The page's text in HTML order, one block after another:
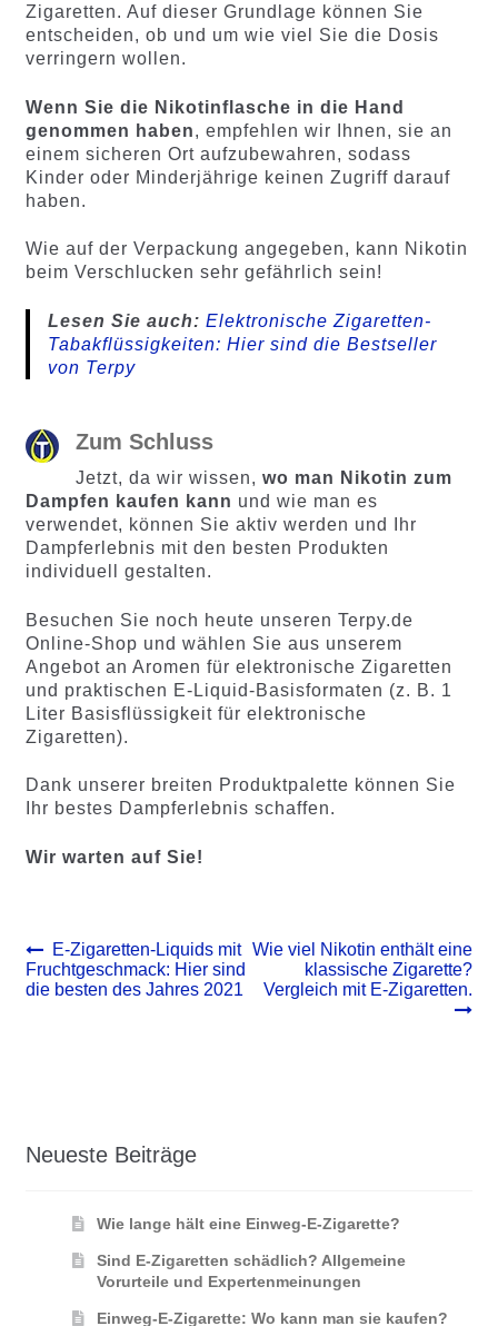
Zigaretten. Auf dieser Grundlage können Sie
entscheiden, ob und um wie viel Sie die Dosis
verringern wollen.
Wenn Sie die Nikotinflasche in die Hand
genommen haben, empfehlen wir Ihnen, sie an
einem sicheren Ort aufzubewahren, sodass
Kinder oder Minderjährige keinen Zugriff darauf
haben.
Wie auf der Verpackung angegeben, kann Nikotin
beim Verschlucken sehr gefährlich sein!
Lesen Sie auch: Elektronische Zigaretten-
Tabakflüssigkeiten: Hier sind die Bestseller
von Terpy
Zum Schluss
Jetzt, da wir wissen, wo man Nikotin zum
Dampfen kaufen kann und wie man es
verwendet, können Sie aktiv werden und Ihr
Dampferlebnis mit den besten Produkten
individuell gestalten.
Besuchen Sie noch heute unseren Terpy.de
Online-Shop und wählen Sie aus unserem
Angebot an Aromen für elektronische Zigaretten
und praktischen E-Liquid-Basisformaten (z. B. 1
Liter Basisflüssigkeit für elektronische
Zigaretten).
Dank unserer breiten Produktpalette können Sie
Ihr bestes Dampferlebnis schaffen.
Wir warten auf Sie!
Beitrags-
Navigation
Vorheriger
Beitrag:
E-Zigaretten-Liquids mit
Fruchtgeschmack: Hier sind
die besten des Jahres 2021
Nächster
Beitrag:
Wie viel Nikotin enthält eine
klassische Zigarette?
Vergleich mit E-Zigaretten.
Neueste Beiträge
Wie lange hält eine Einweg-E-Zigarette?
Sind E-Zigaretten schädlich? Allgemeine
Vorurteile und Expertenmeinungen
Einweg-E-Zigarette: Wo kann man sie kaufen?